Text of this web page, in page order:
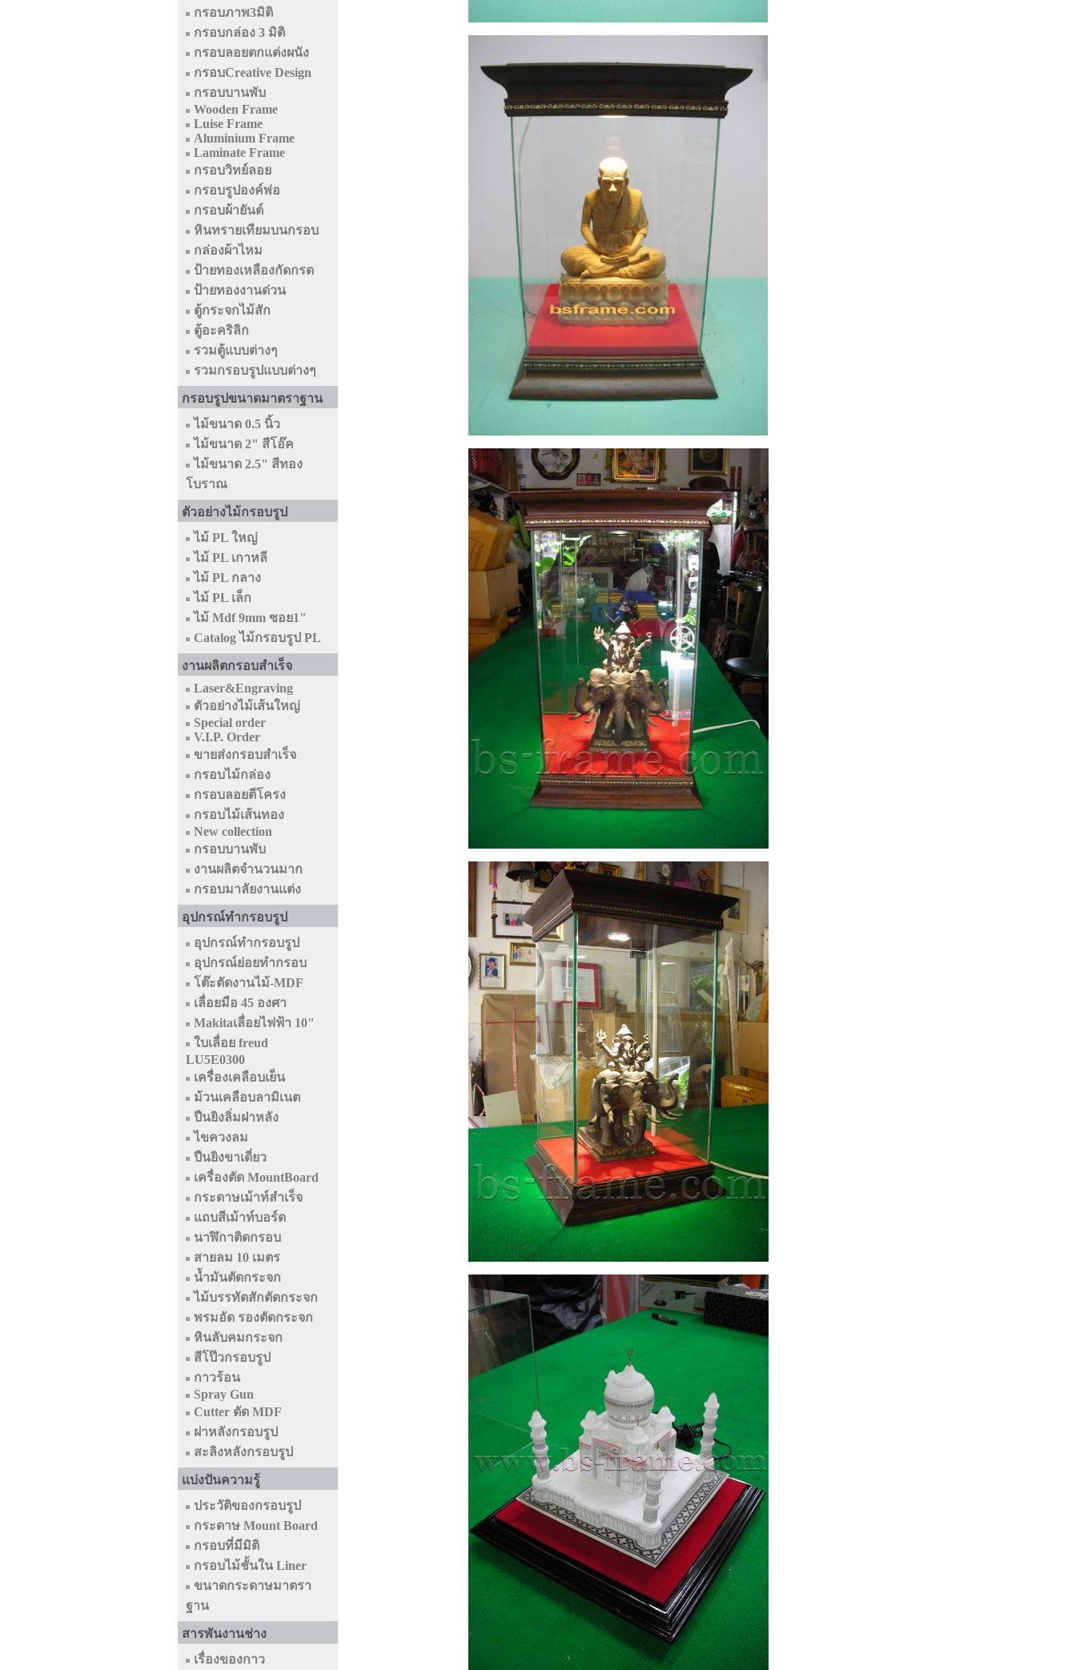
กรอบภาพ3มิติ
กรอบกล่อง 3 มิติ
กรอบลอยตกแต่งผนัง
กรอบCreative Design
กรอบบานพับ
Wooden Frame
Luise Frame
Aluminium Frame
Laminate Frame
กรอบวิทย์ลอย
กรอบรูปองค์พ่อ
กรอบผ้ายันต์
หินทรายเทียมบนกรอบ
กล่องผ้าไหม
ป้ายทองเหลืองกัดกรด
ป้ายทองงานด่วน
ตู้กระจกไม้สัก
ตู้อะคริลิก
รวมตู้แบบต่างๆ
รวมกรอบรูปแบบต่างๆ
กรอบรูปขนาดมาตราฐาน
ไม้ขนาด 0.5 นิ้ว
ไม้ขนาด 2" สีโอ๊ค
ไม้ขนาด 2.5" สีทอง
โบราณ
ตัวอย่างไม้กรอบรูป
ไม้ PL ใหญ่
ไม้ PL เกาหลี
ไม้ PL กลาง
ไม้ PL เล็ก
ไม้ Mdf 9mm ซอย1"
Catalog ไม้กรอบรูป PL
งานผลิตกรอบสำเร็จ
Laser&Engraving
ตัวอย่างไม้เส้นใหญ่
Special order
V.I.P. Order
ขายส่งกรอบสำเร็จ
กรอบไม้กล่อง
กรอบลอยตีโครง
กรอบไม้เส้นทอง
New collection
กรอบบานพับ
งานผลิตจำนวนมาก
กรอบมาลัยงานแต่ง
อุปกรณ์ทำกรอบรูป
อุปกรณ์ทำกรอบรูป
อุปกรณ์ย่อยทำกรอบ
โต๊ะตัดงานไม้-MDF
เลื่อยมือ 45 องศา
Makitaเลื่อยไฟฟ้า 10"
ใบเลื่อย freud
LU5E0300
เครื่องเคลือบเย็น
ม้วนเคลือบลามิเนต
ปืนยิงลิ่มฝาหลัง
ไขควงลม
ปืนยิงขาเดี่ยว
เครื่องตัด MountBoard
กระดาษเม้าท์สำเร็จ
แถบสีเม้าท์บอร์ด
นาฬิกาติดกรอบ
สายลม 10 เมตร
น้ำมันตัดกระจก
ไม้บรรทัดสักตัดกระจก
พรมอัด รองตัดกระจก
หินลับคมกระจก
สีโป๊วกรอบรูป
กาวร้อน
Spray Gun
Cutter ตัด MDF
ฝาหลังกรอบรูป
สะลิงหลังกรอบรูป
แบ่งปันความรู้
ประวัติของกรอบรูป
กระดาษ Mount Board
กรอบที่มีมิติ
กรอบไม้ชั้นใน Liner
ขนาดกระดาษมาตรา
ฐาน
สารพันงานช่าง
เรื่องของกาว